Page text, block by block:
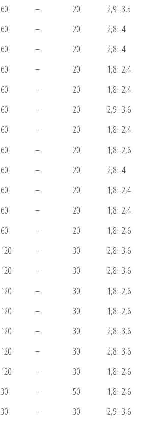
60 – 20
2,9…3,5
60 – 20
2,8…4
60 – 20
2,8…4
60 – 20
1,8…2,4
60 – 20
1,8…2,4
60 – 20
2,9…3,6
60 – 20
1,8…2,4
60 – 20
1,8…2,6
60 – 20
2,8…4
60 – 20
1,8…2,4
60 – 20
1,8…2,4
60 – 20
1,8…2,6
120 – 30
2,8…3,6
120 – 30
2,8…3,6
120 – 30
1,8…2,6
120 – 30
1,8…2,6
120 – 30
2,8…3,6
120 – 30
2,8…3,6
120 – 30
1,8…2,6
30 – 50
1,8…2,6
30 – 30
2,9…3,6